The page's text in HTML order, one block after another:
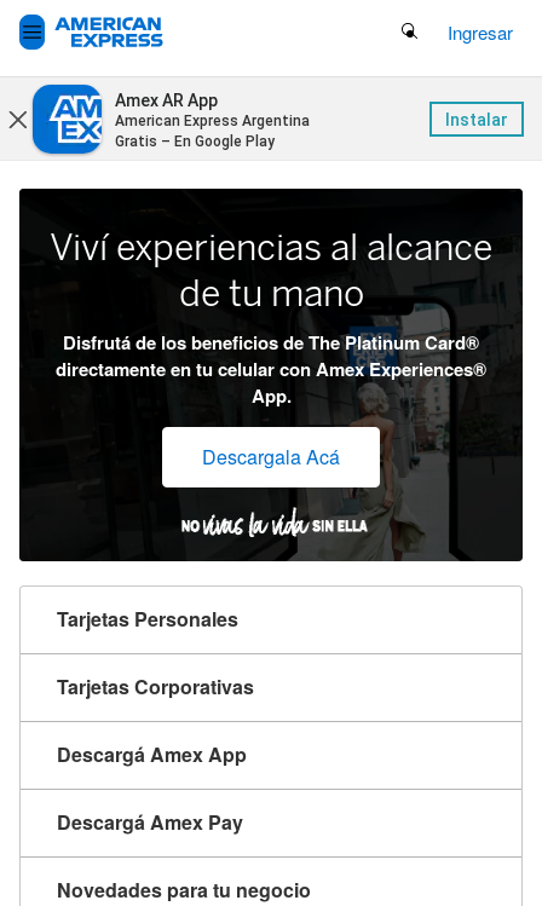
Search Button
Ingresar
Amex AR App
American Express Argentina
Gratis – En Google Play
Instalar
Tarjetas Personales
Tarjetas Corporativas
Descargá Amex App
Descargá Amex Pay
Novedades para tu negocio
Viví experiencias al alcance
de tu mano
Disfrutá de los beneficios de The Platinum Card®
directamente en tu celular con Amex Experiences®
App.
Descargala Acá